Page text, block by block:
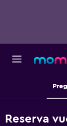
Reserva